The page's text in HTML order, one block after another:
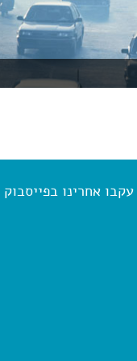
עקבו אחרינו בפייסבוק